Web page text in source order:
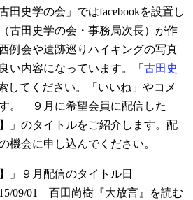
田史学の会」ではfacebookを設置し
古田史学の会・事務局次長）が作
例会や遺跡巡りハイキングの写真
い内容になっています。「 古田史
してください。「いいね」やコメ
。
９月に希望会員に配信した
」のタイトルをご紹介します。配
機会に申し込んでください。
」９月配信のタイトル日
09/01 百田尚樹『大放言』を読む